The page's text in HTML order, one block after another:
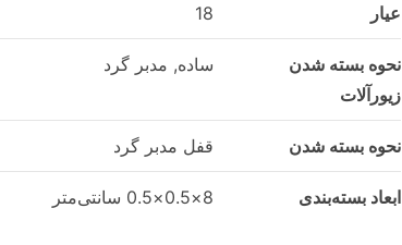
عیار 18
نحوه بسته شدن
زیورآلات
ساده, مدبر گرد
نحوه بسته شدن قفل مدبر گرد
ابعاد بسته‌بندی 8×0.5×0.5 سانتی‌متر